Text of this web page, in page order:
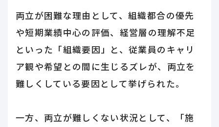
両立が困難な理由として、組織都合の優先
や短期業績中心の評価、経営層の理解不足
といった「組織要因」と、従業員のキャリ
ア観や希望との間に生じるズレが、両立を
難しくしている要因として挙げられた。
一方、両立が難しくない状況として、「施